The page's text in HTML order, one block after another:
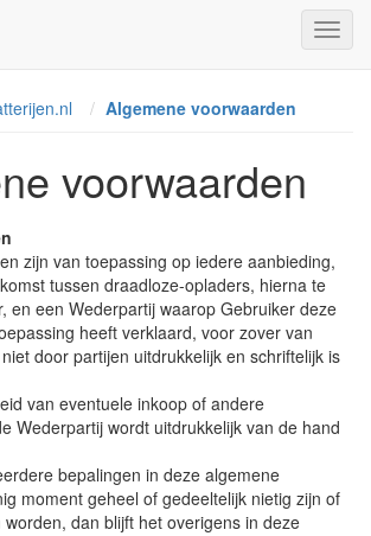
Algemene voorwaarden
voorwaarden
zijn van toepassing op iedere aanbieding,
tussen draadloze-opladers, hierna te
en een Wederpartij waarop Gebruiker deze
heeft verklaard, voor zover van
door partijen uitdrukkelijk en schriftelijk is
van eventuele inkoop of andere
Wederpartij wordt uitdrukkelijk van de hand
bepalingen in deze algemene
moment geheel of gedeeltelijk nietig zijn of
dan blijft het overigens in deze